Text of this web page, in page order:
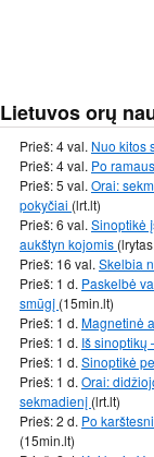
Lietuvos orų
Prieš: 4 val. Nuo kitos
Prieš: 4 val. Po
Prieš: 5 val. Orai:
pokyčiai (lrt.lt)
Prieš: 6 val. Sinoptikė
aukštyn kojomis
Prieš: 16 val. Skelbia
Prieš: 1 d. Paskelbė
smūgį (15min.lt)
Prieš: 1 d. Magnetinė
Prieš: 1 d. Iš sinoptikų
Prieš: 1 d. Sinoptikė
Prieš: 1 d. Orai:
sekmadienį (lrt.lt)
Prieš: 2 d. Po
(15min.lt)